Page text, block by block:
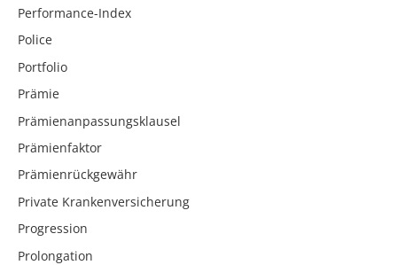
Performance-Index
Police
Portfolio
Prämie
Prämienanpassungsklausel
Prämienfaktor
Prämienrückgewähr
Private Krankenversicherung
Progression
Prolongation